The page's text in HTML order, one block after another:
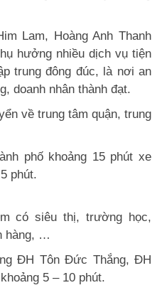
Lam, Hoàng Anh Thanh
hưởng nhiều dịch vụ tiện
trung đông đúc, là nơi an
doanh nhân thành đạt.
về trung tâm quận, trung
phố khoảng 15 phút xe
phút.
có siêu thị, trường học,
hàng, …
ĐH Tôn Đức Thắng, ĐH
5 – 10 phút.